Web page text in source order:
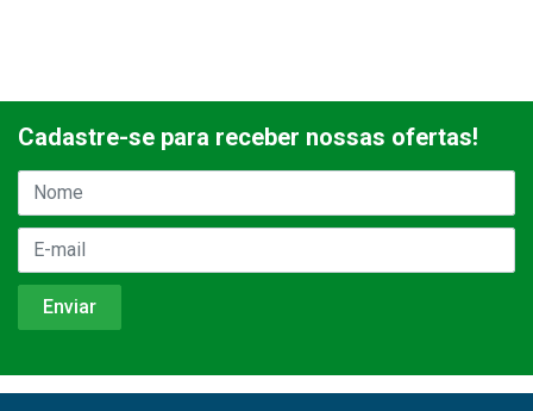
Cadastre-se para receber nossas ofertas!